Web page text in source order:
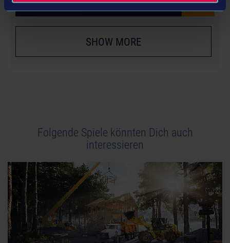
SHOW MORE
Folgende Spiele könnten Dich auch
interessieren